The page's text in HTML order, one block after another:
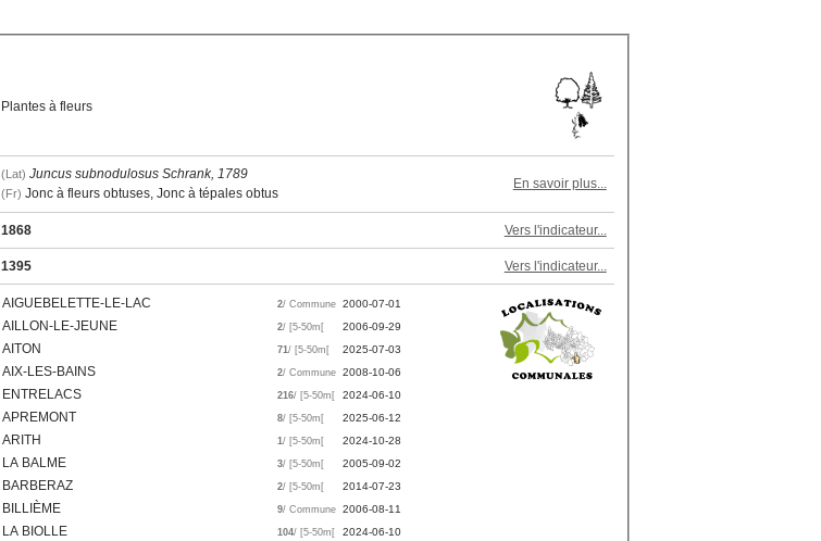
Plantes à fleurs
(Lat) Juncus subnodulosus Schrank, 1789
(Fr) Jonc à fleurs obtuses, Jonc à tépales obtus
En savoir plus...
1868 Vers l'indicateur...
1395 Vers l'indicateur...
AIGUEBELETTE-LE-LAC 2/ Commune 2000-07-01
AILLON-LE-JEUNE 2/ [5-50m[ 2006-09-29
AITON 71/ [5-50m[ 2025-07-03
AIX-LES-BAINS 2/ Commune 2008-10-06
ENTRELACS 216/ [5-50m[ 2024-06-10
APREMONT 8/ [5-50m[ 2025-06-12
ARITH 1/ [5-50m[ 2024-10-28
LA BALME 3/ [5-50m[ 2005-09-02
BARBERAZ 2/ [5-50m[ 2014-07-23
BILLIÈME 9/ Commune 2006-08-11
LA BIOLLE 104/ [5-50m[ 2024-06-10